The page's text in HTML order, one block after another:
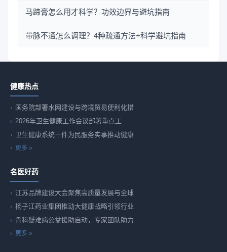
马蹄膏怎么用才科学？功效边界与避坑指南
带脉不通怎么调理？4种疏通方法+科学避坑指南
健康热点
国务院部署水网建设与跨境贸易便利化措
2026年卫生健康工作会议部署重点工
卫生健康系统十件为民服务实事推动健康
更多 »
名医好药
江苏品牌建设大会聚焦高质量发展与全球
扬子江药业集团推动大健康战略引领行业
骨科疑难病公益援助启动，专家团队助力
更多 »